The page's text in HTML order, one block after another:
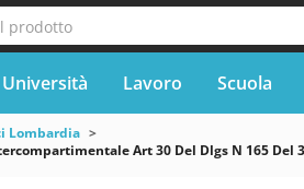
prodotto
Università Lavoro Scuola
Lombardia
Art 30 Del Dlgs N 165